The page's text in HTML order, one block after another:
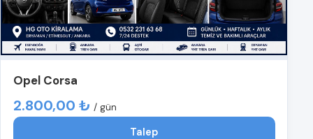
Opel Corsa
2.800,00 ₺ / gün
Talep